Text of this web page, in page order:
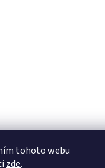
tohoto webu
zde.